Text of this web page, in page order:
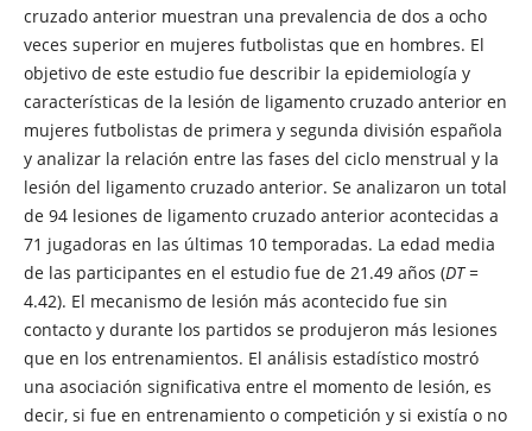
cruzado anterior muestran una prevalencia de dos a ocho
veces superior en mujeres futbolistas que en hombres. El
objetivo de este estudio fue describir la epidemiología y
características de la lesión de ligamento cruzado anterior en
mujeres futbolistas de primera y segunda división española
y analizar la relación entre las fases del ciclo menstrual y la
lesión del ligamento cruzado anterior. Se analizaron un total
de 94 lesiones de ligamento cruzado anterior acontecidas a
71 jugadoras en las últimas 10 temporadas. La edad media
de las participantes en el estudio fue de 21.49 años (DT =
4.42). El mecanismo de lesión más acontecido fue sin
contacto y durante los partidos se produjeron más lesiones
que en los entrenamientos. El análisis estadístico mostró
una asociación significativa entre el momento de lesión, es
decir, si fue en entrenamiento o competición y si existía o no